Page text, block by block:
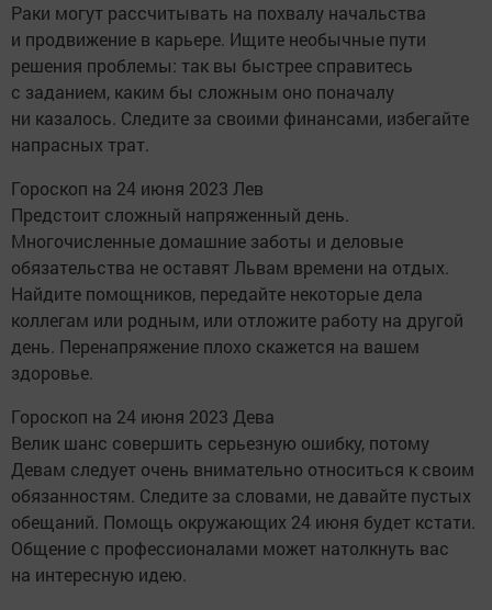
Раки могут рассчитывать на похвалу начальства
и продвижение в карьере. Ищите необычные пути
решения проблемы: так вы быстрее справитесь
с заданием, каким бы сложным оно поначалу
ни казалось. Следите за своими финансами, избегайте
напрасных трат.
Гороскоп на 24 июня 2023 Лев
Предстоит сложный напряженный день.
Многочисленные домашние заботы и деловые
обязательства не оставят Львам времени на отдых.
Найдите помощников, передайте некоторые дела
коллегам или родным, или отложите работу на другой
день. Перенапряжение плохо скажется на вашем
здоровье.
Гороскоп на 24 июня 2023 Дева
Велик шанс совершить серьезную ошибку, потому
Девам следует очень внимательно относиться к своим
обязанностям. Следите за словами, не давайте пустых
обещаний. Помощь окружающих 24 июня будет кстати.
Общение с профессионалами может натолкнуть вас
на интересную идею.